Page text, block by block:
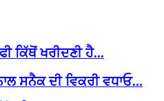
ਕਿੱਥੋਂ ਖਰੀਦਣੀ ਹੈ...
ਸਨੈਕ ਦੀ ਵਿਕਰੀ ਵਧਾਓ...